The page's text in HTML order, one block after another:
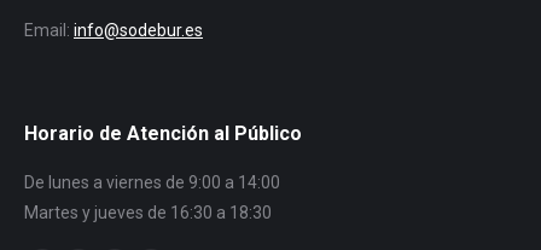
Email: info@sodebur.es
Horario de Atención al Público
De lunes a viernes de 9:00 a 14:00
Martes y jueves de 16:30 a 18:30